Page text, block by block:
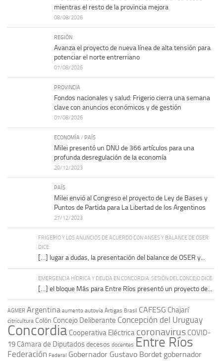
mientras el resto de la provincia mejora
08/08/2026
REGIÓN
Avanza el proyecto de nueva línea de alta tensión para
potenciar el norte entrerriano
07/08/2026
PROVINCIA
Fondos nacionales y salud: Frigerio cierra una semana
clave con anuncios económicos y de gestión
07/08/2026
ECONOMÍA / PAÍS
Milei presentó un DNU de 366 artículos para una
profunda desregulación de la economía
20/12/2023
PAÍS
Milei envió al Congreso el proyecto de Ley de Bases y
Puntos de Partida para La Libertad de los Argentinos
27/12/2023
FRIGERIO Y LOS ANUNCIOS DE ACUERDO CON ANSES Y BALANCE DE OSER
DICE:
[…] lugar a dudas, la presentación del balance de OSER y...
EMERGENCIA HÍDRICA Y DEUDA EN CONCORDIA: SESIÓN DEL CONCEJO DICE:
[…] el bloque Más para Entre Ríos presentó un proyecto de...
AGMER Argentina aumento autovía Artigas Brasil CAFESG Chajarí
citricultura Colón Concejo Deliberante Concepción del Uruguay
Concordia Cooperativa Eléctrica coronavirus COVID-
19 Cámara de Diputadosdecesos docentes Entre Ríos
Federación Federal Gobernador Gustavo Bordet gobernador